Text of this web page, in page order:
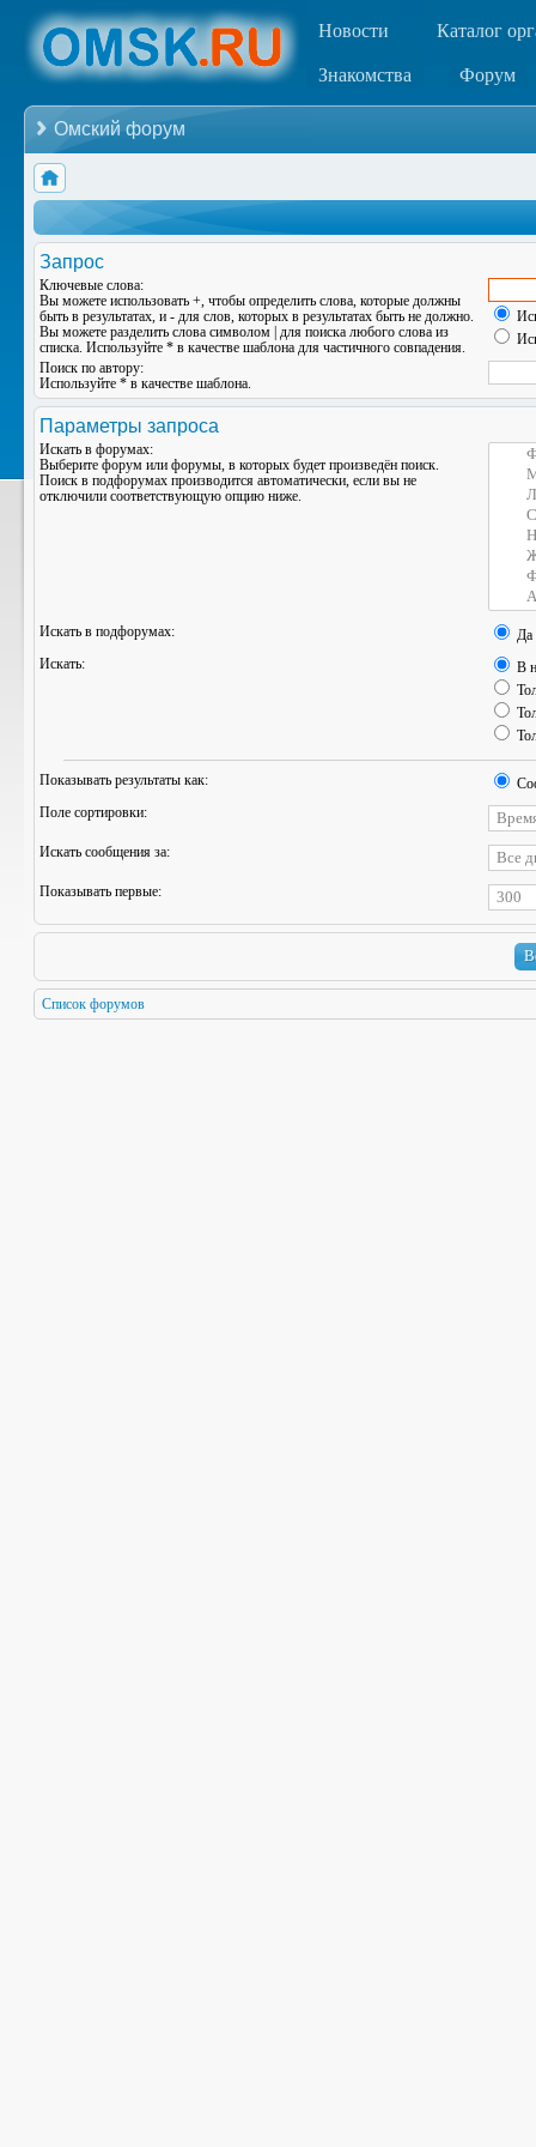
Новости Каталог
Знакомства Форум
Омский форум
Запрос
Ключевые слова:
Вы можете использовать +, чтобы определить слова, которые должны
быть в результатах, и - для слов, которых в результатах быть не должно.
Вы можете разделить слова символом для поиска любого слова из
списка. Используйте * в качестве шаблона для частичного совпадения.
Поиск по автору:
Используйте * в качестве шаблона.
Параметры запроса
Искать в форумах:
Выберите форум или форумы, в которых будет произведён поиск.
Поиск в подфорумах производится автоматически, если вы не
отключили соответствующую опцию ниже.
Искать в подфорумах:
Да
Искать:
В
Показывать результаты как:
Поле сортировки:
Искать сообщения за:
Показывать первые:
Список форумов